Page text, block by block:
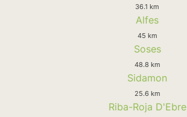
36.1 km
Alfes
45 km
Soses
48.8 km
Sidamon
25.6 km
Riba-Roja D'Ebre